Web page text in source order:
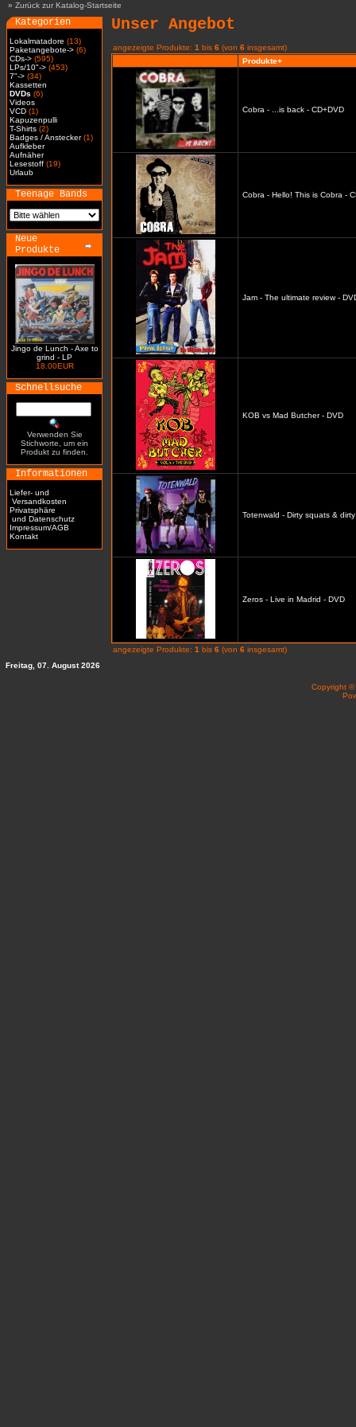
» Zurück zur Katalog-Startseite
Kategorien
Lokalmatadore (13)
Paketangebote-> (6)
CDs-> (595)
LPs/10"-> (453)
7"-> (34)
Kassetten
DVDs (6)
Videos
VCD (1)
Kapuzenpulli
T-Shirts (2)
Badges / Anstecker(1)
Aufkleber
Aufnäher
Lesestoff (19)
Urlaub
Teenage Bands
Neue
Produkte
Jingo de Lunch - Axe to
grind - LP
18.00EUR
Schnellsuche
Verwenden Sie
Stichworte, um ein
Produkt zu finden.
Informationen
Liefer- und
Versandkosten
Privatsphäre
und Datenschutz
Impressum/AGB
Kontakt
Unser Angebot
angezeigte Produkte: 1 bis 6 (von 6 insgesamt)
Produkte+
Cobra - ...is back - CD+DVD
Cobra - Hello! This is Cobra -
Jam - The ultimate review -
KOB vs Mad Butcher - DVD
Totenwald - Dirty squats &
Zeros - Live in Madrid - DVD
angezeigte Produkte: 1 bis 6 (von 6 insgesamt)
Freitag, 07. August 2026
Copyright